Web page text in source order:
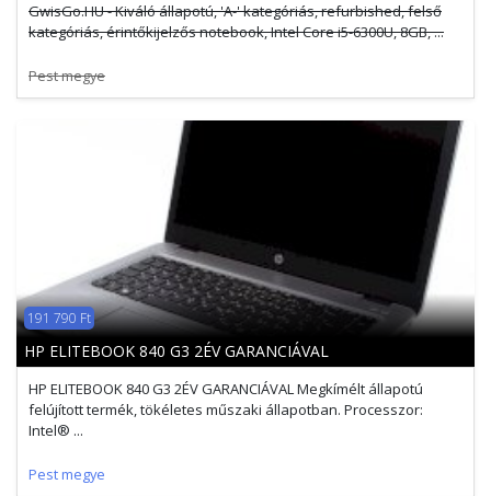
GwisGo.HU - Kiváló állapotú, 'A-' kategóriás, refurbished, felső
kategóriás, érintőkijelzős notebook, Intel Core i5-6300U, 8GB, ...
Pest megye
191 790 Ft
HP ELITEBOOK 840 G3 2ÉV GARANCIÁVAL
HP ELITEBOOK 840 G3 2ÉV GARANCIÁVAL Megkímélt állapotú
felújított termék, tökéletes műszaki állapotban. Processzor:
Intel® ...
Pest megye